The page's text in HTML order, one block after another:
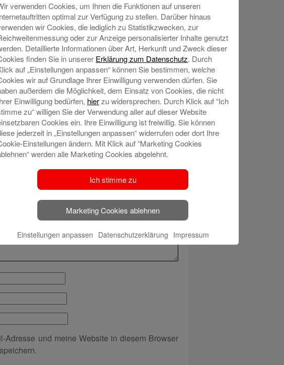
veröffentlicht. Erforderliche Felder sind mit
Adresse und meine Website in diesem Browser
verwenden Cookies, um Ihnen die Funktionen auf unseren
optimal zur Verfügung zu stellen. Darüber hinaus
wir Cookies, die lediglich zu Statistikzwecken, zur
oder zur Anzeige personalisierter Inhalte genutzt
Detaillierte Informationen über Art, Herkunft und Zweck dieser
finden Sie in unserer Erklärung zum Datenschutz. Durch
auf „Einstellungen anpassen“ können Sie bestimmen, welche
wir auf Grundlage Ihrer Einwilligung verwenden dürfen. Sie
außerdem die Möglichkeit, dem Einsatz von Cookies, die nicht
Einwilligung bedürfen, hierzu widersprechen. Durch Klick auf “Ich
zu“ willigen Sie der Verwendung aller auf dieser Website
Cookies ein. Ihre Einwilligung ist freiwillig. Sie können
jederzeit in „Einstellungen anpassen“ widerrufen oder dort Ihre
Einstellungen ändern. Mit Klick auf “Marketing Cookies
werden alle Marketing Cookies abgelehnt.
Ich stimme zu
Marketing Cookies ablehnen
Einstellungen anpassen Datenschutzerklärung Impressum